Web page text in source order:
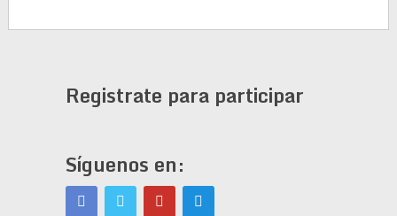
Registrate para participar
Síguenos en: